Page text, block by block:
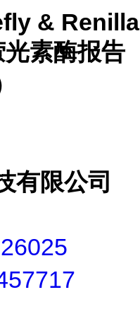
& Renilla
素酶报告
有限公司